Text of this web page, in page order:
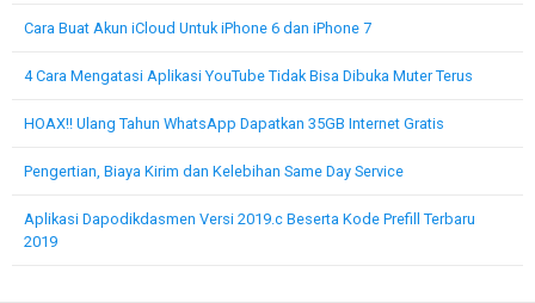
Cara Buat Akun iCloud Untuk iPhone 6 dan iPhone 7
4 Cara Mengatasi Aplikasi YouTube Tidak Bisa Dibuka Muter Terus
HOAX!! Ulang Tahun WhatsApp Dapatkan 35GB Internet Gratis
Pengertian, Biaya Kirim dan Kelebihan Same Day Service
Aplikasi Dapodikdasmen Versi 2019.c Beserta Kode Prefill Terbaru
2019